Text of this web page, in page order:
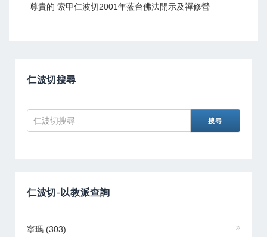
尊貴的 索甲仁波切2001年蒞台佛法開示及禪修營
仁波切搜尋
仁波切-以教派查詢
寧瑪 (303)